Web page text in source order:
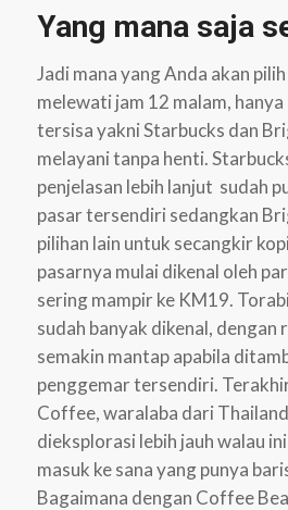
Yang mana saja
Jadi mana yang Anda akan
melewati jam 12 malam,
tersisa yakni Starbucks dan
melayani tanpa henti.
penjelasan lebih lanjut sudah
pasar tersendiri sedangkan
pilihan lain untuk secangkir
pasarnya mulai dikenal oleh
sering mampir ke KM19.
sudah banyak dikenal, dengan
semakin mantap apabila
penggemar tersendiri.
Coffee, waralaba dari
dieksplorasi lebih jauh walau
masuk ke sana yang punya
Bagaimana dengan Coffee